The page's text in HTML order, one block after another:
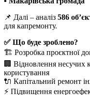
📌 Далі – аналіз 586
для капремонту.
✅ Що буде зроблено?
🏗 Розробка проєктної
🏢 Відновлення несучих
користування
🔌 Капітальний ремонт
⚡️ Підвищення